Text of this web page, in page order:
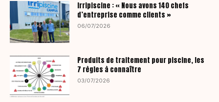
Irripiscine : « Nous avons 140 chefs
d’entreprise comme clients »
06/07/2026
Produits de traitement pour piscine, les
7 règles à connaître
03/07/2026